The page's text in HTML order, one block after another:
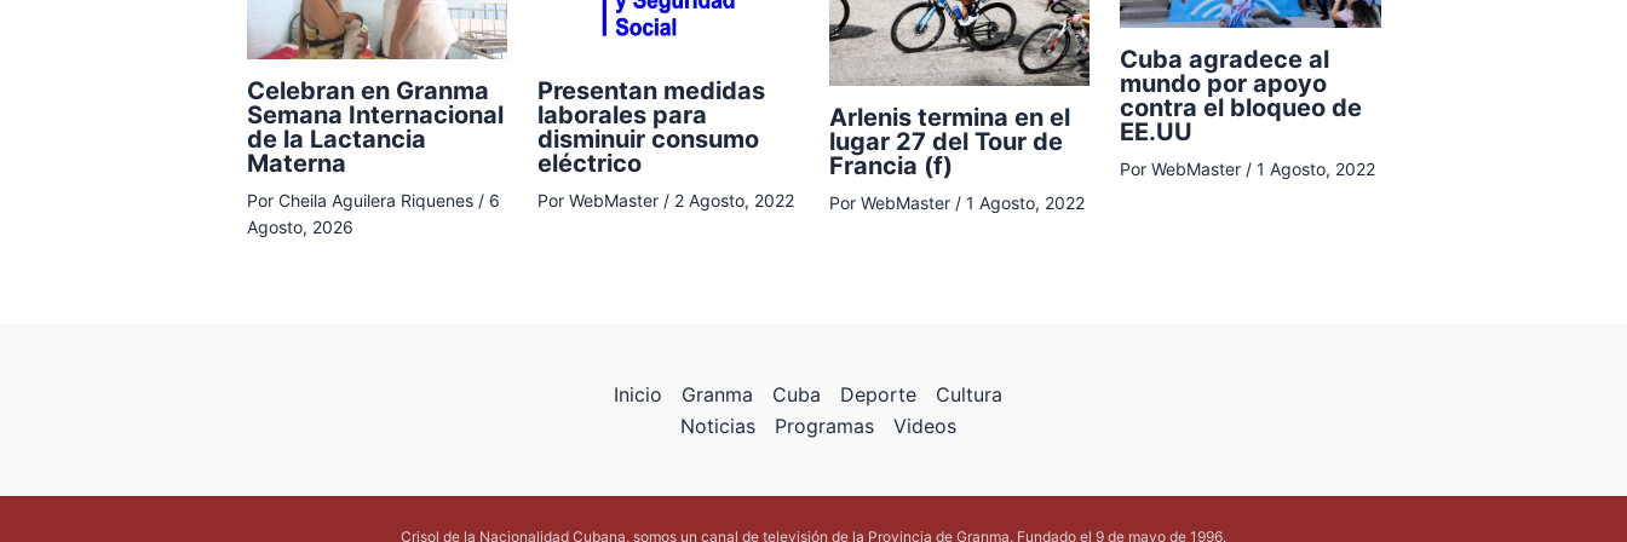
Celebran en Granma
Semana Internacional
de la Lactancia
Materna
Por Cheila Aguilera Riquenes / 6
Agosto, 2026
Presentan medidas
laborales para
disminuir consumo
eléctrico
Por WebMaster / 2 Agosto, 2022
Arlenis termina en el
lugar 27 del Tour de
Francia (f)
Por WebMaster / 1 Agosto, 2022
Cuba agradece al
mundo por apoyo
contra el bloqueo de
EE.UU
Por WebMaster / 1 Agosto, 2022
Inicio Granma Cuba Deporte
Cultura
Noticias
Programas Videos
Crisol de la Nacionalidad Cubana, somos un canal de televisión de la Provincia de Granma. Fundado el 9 de mayo de 1996.